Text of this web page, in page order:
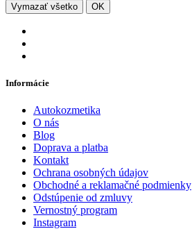
Vymazať všetko OK
Informácie
Autokozmetika
O nás
Blog
Doprava a platba
Kontakt
Ochrana osobných údajov
Obchodné a reklamačné podmienky
Odstúpenie od zmluvy
Vernostný program
Instagram